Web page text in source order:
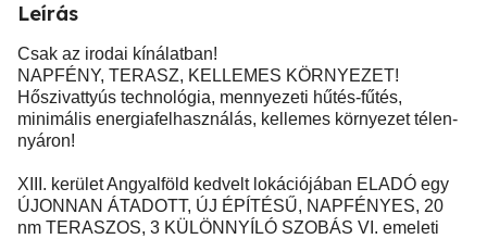
Leírás
Csak az irodai kínálatban!
NAPFÉNY, TERASZ, KELLEMES KÖRNYEZET!
Hőszivattyús technológia, mennyezeti hűtés-fűtés,
minimális energiafelhasználás, kellemes környezet télen-
nyáron!
XIII. kerület Angyalföld kedvelt lokációjában ELADÓ egy
ÚJONNAN ÁTADOTT, ÚJ ÉPÍTÉSŰ, NAPFÉNYES, 20
nm TERASZOS, 3 KÜLÖNNYÍLÓ SZOBÁS VI. emeleti